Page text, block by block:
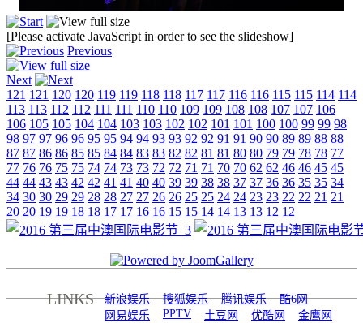
[Please activate JavaScript in order to see the slideshow]
Previous
Next
121 121 120 120 119 119 118 118 117 117 116 116 115 115 114 114
113 113 112 112 111 111 110 110 109 109 108 108 107 107 106
106 105 105 104 104 103 103 102 102 101 101 100 100 99 99 98
98 97 97 96 96 95 95 94 94 93 93 92 92 91 91 90 90 89 89 88 88
87 87 86 86 85 85 84 84 83 83 82 82 81 81 80 80 79 79 78 78 77
77 76 76 75 75 74 74 73 73 72 72 71 71 70 70 62 62 46 46 45 45
44 44 43 43 42 42 41 41 40 40 39 39 38 38 37 37 36 36 35 35 34
34 30 30 29 29 28 28 27 27 26 26 25 25 24 24 23 23 22 22 21 21
20 20 19 19 18 18 17 17 16 16 15 15 14 14 13 13 12 12
LINKS 新浪娱乐 搜狐娱乐 腾讯娱乐
酷6网
网易娱乐
PPTV 土豆网 优酷网
金鹰网